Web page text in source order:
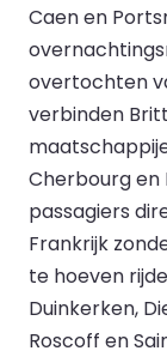
Caen en
overtochten
verbinden
Cherbourg en
passagiers
Frankrijk
te hoeven
Duinkerken,
Roscoff en